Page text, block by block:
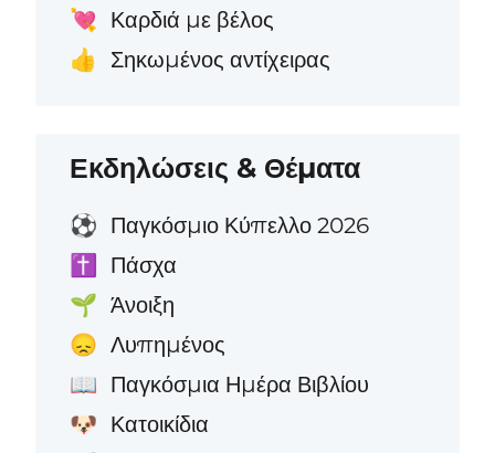
💘 Καρδιά με βέλος
👍 Σηκωμένος αντίχειρας
Εκδηλώσεις & Θέματα
⚽ Παγκόσμιο Κύπελλο 2026
✝️ Πάσχα
🌱 Άνοιξη
😞 Λυπημένος
📖 Παγκόσμια Ημέρα Βιβλίου
🐶 Κατοικίδια